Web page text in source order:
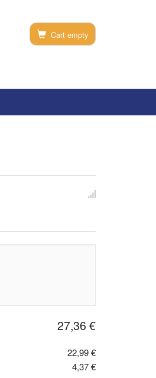
Cart empty
27,36 €
22,99 €
4,37 €